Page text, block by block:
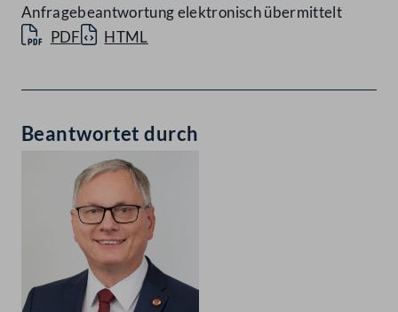
Anfragebeantwortung elektronisch übermittelt
PDF
HTML
Beantwortet durch